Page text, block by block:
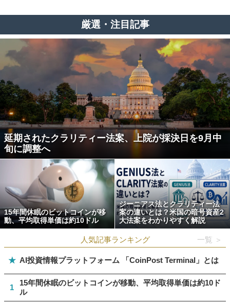
厳選・注目記事
延期されたクラリティー法案、上院が採決日を9月中
旬に調整へ
15年間休眠のビットコインが移
動、平均取得単価は約10ドル
ジーニアス法とクラリティー法
案の違いとは？米国の暗号資産2
大法案をわかりやすく解説
人気記事ランキング 一覧 ＞
★ AI投資情報プラットフォーム 「CoinPost Terminal」とは
1
15年間休眠のビットコインが移動、平均取得単価は約10ド
ル